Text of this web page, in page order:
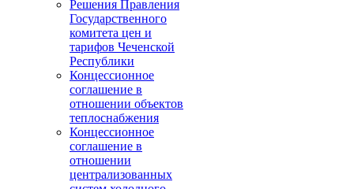
Решения Правления
Государственного
комитета цен и
тарифов Чеченской
Республики
Концессионное
соглашение в
отношении объектов
теплоснабжения
Концессионное
соглашение в
отношении
централизованных